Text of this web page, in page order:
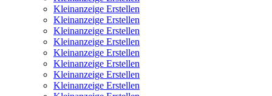
Kleinanzeige Erstellen
Kleinanzeige Erstellen
Kleinanzeige Erstellen
Kleinanzeige Erstellen
Kleinanzeige Erstellen
Kleinanzeige Erstellen
Kleinanzeige Erstellen
Kleinanzeige Erstellen